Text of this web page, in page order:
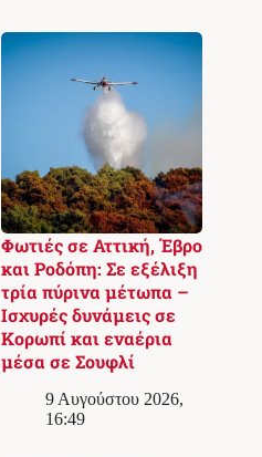
Φωτιές σε Αττική, Έβρο
και Ροδόπη: Σε εξέλιξη
τρία πύρινα μέτωπα –
Ισχυρές δυνάμεις σε
Κορωπί και εναέρια
μέσα σε Σουφλί
9 Αυγούστου 2026,
16:49